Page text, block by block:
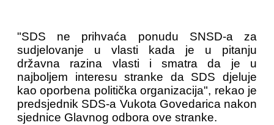
"SDS ne prihvaća ponudu SNSD-a za
sudjelovanje u vlasti kada je u pitanju
državna razina vlasti i smatra da je u
najboljem interesu stranke da SDS djeluje
kao oporbena politička organizacija", rekao je
predsjednik SDS-a Vukota Govedarica nakon
sjednice Glavnog odbora ove stranke.